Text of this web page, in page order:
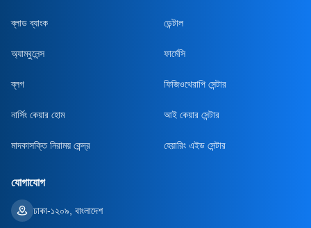
ব্লাড ব্যাংক ডেন্টাল
অ্যাম্বুলেন্স ফার্মেসি
ব্লগ ফিজিওথেরাপি সেন্টার
নার্সিং কেয়ার হোম আই কেয়ার সেন্টার
মাদকাসক্তি নিরাময় কেন্দ্র হেয়ারিং এইড সেন্টার
যোগাযোগ
ঢাকা-১২০৯, বাংলাদেশ